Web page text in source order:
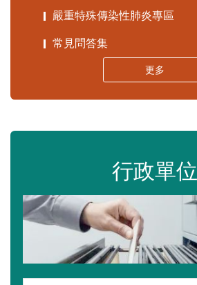
嚴重特殊傳染性肺炎專區
常見問答集
更多
行政單位